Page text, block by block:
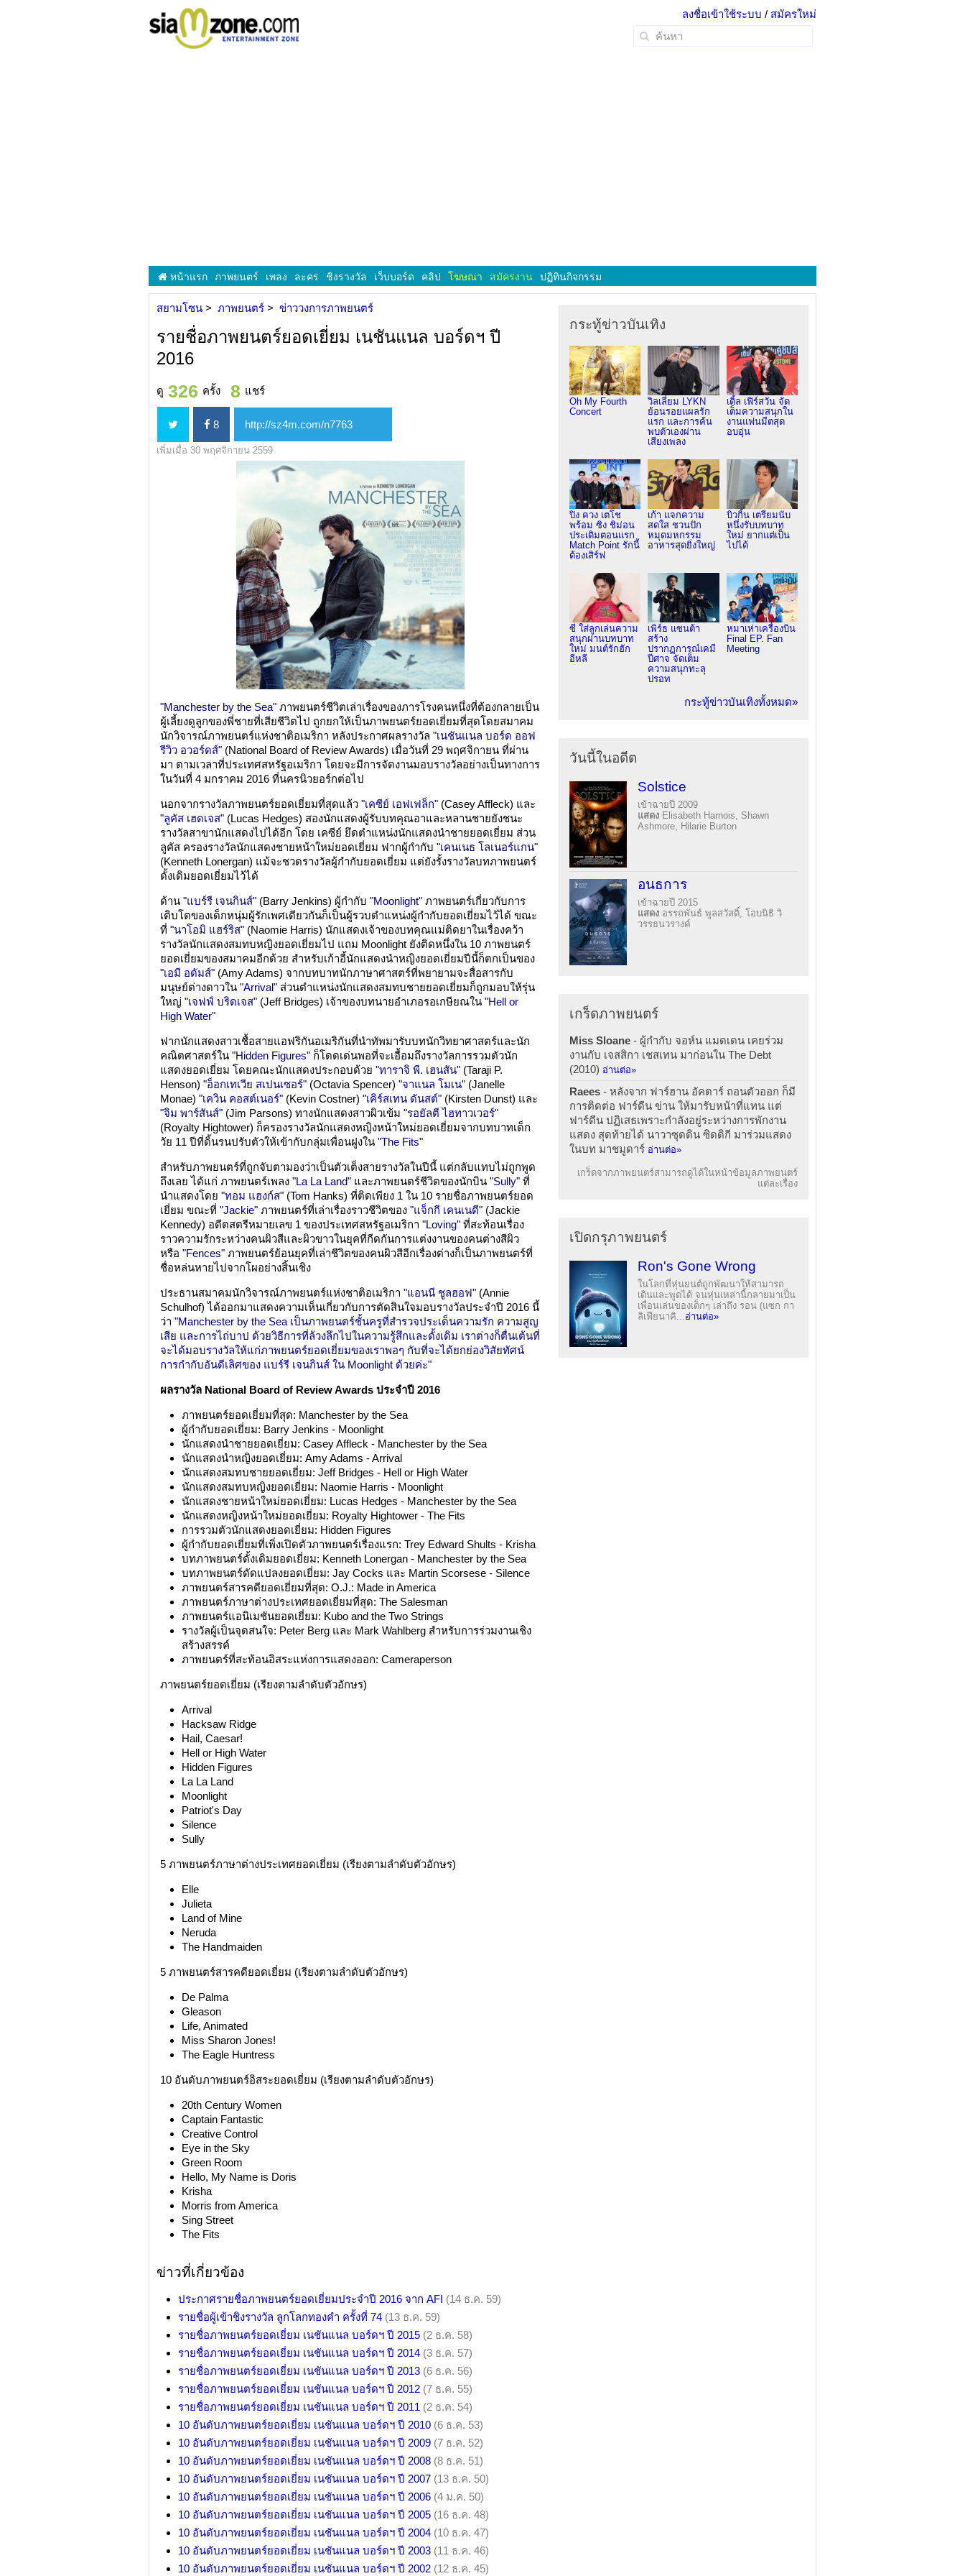
ลงชื่อเข้าใช้ระบบ / สมัครใหม่
หน้าแรก ภาพยนตร์ เพลง ละคร ชิงรางวัล เว็บบอร์ด คลิป โฆษณา สมัครงาน ปฏิทินกิจกรรม
สยามโซน ภาพยนตร์ ข่าววงการภาพยนตร์
รายชื่อภาพยนตร์ยอดเยี่ยม เนชันแนล บอร์ดฯ ปี
2016
ดู 326 ครั้ง 8 แชร์
8
เพิ่มเมื่อ 30 พฤศจิกายน 2559
"Manchester by the Sea" ภาพยนตร์ชีวิตเล่าเรื่องของภารโรงคนหนึ่งที่ต้องกลายเป็น
ผู้เลี้ยงดูลูกของพี่ชายที่เสียชีวิตไป ถูกยกให้เป็นภาพยนตร์ยอดเยี่ยมที่สุดโดยสมาคม
นักวิจารณ์ภาพยนตร์แห่งชาติอเมริกา หลังประกาศผลรางวัล "เนชันแนล บอร์ด ออฟ
รีวิว อวอร์ดส์" (National Board of Review Awards) เมื่อวันที่ 29 พฤศจิกายน ที่ผ่าน
มา ตามเวลาที่ประเทศสหรัฐอเมริกา โดยจะมีการจัดงานมอบรางวัลอย่างเป็นทางการ
ในวันที่ 4 มกราคม 2016 ที่นครนิวยอร์กต่อไป
นอกจากรางวัลภาพยนตร์ยอดเยี่ยมที่สุดแล้ว "เคซีย์ เอฟเฟล็ก" (Casey Affleck) และ
"ลูคัส เฮดเจส" (Lucas Hedges) สองนักแสดงผู้รับบทคุณอาและหลานชายยังชนะ
รางวัลสาขานักแสดงไปได้อีก โดย เคซีย์ ยึดตำแหน่งนักแสดงนำชายยอดเยี่ยม ส่วน
ลูคัส ครองรางวัลนักแสดงชายหน้าใหม่ยอดเยี่ยม ฟากผู้กำกับ "เคนเนธ โลเนอร์แกน"
(Kenneth Lonergan) แม้จะชวดรางวัลผู้กำกับยอดเยี่ยม แต่ยังรั้งรางวัลบทภาพยนตร์
ดั้งเดิมยอดเยี่ยมไว้ได้
ด้าน "แบร์รี เจนกินส์" (Barry Jenkins) ผู้กำกับ "Moonlight" ภาพยนตร์เกี่ยวกับการ
เติบโตของเด็กหนุ่มผู้รักเพศเดียวกันก็เป็นผู้รวบตำแหน่งผู้กำกับยอดเยี่ยมไว้ได้ ขณะ
ที่ "นาโอมิ แฮร์ริส" (Naomie Harris) นักแสดงเจ้าของบทคุณแม่ติดยาในเรื่องคว้า
รางวัลนักแสดงสมทบหญิงยอดเยี่ยมไป แถม Moonlight ยังติดหนึ่งใน 10 ภาพยนตร์
ยอดเยี่ยมของสมาคมอีกด้วย สำหรับเก้าอี้นักแสดงนำหญิงยอดเยี่ยมปีนี้ก็ตกเป็นของ
"เอมี อดัมส์" (Amy Adams) จากบทบาทนักภาษาศาสตร์ที่พยายามจะสื่อสารกับ
มนุษย์ต่างดาวใน "Arrival" ส่วนตำแหน่งนักแสดงสมทบชายยอดเยี่ยมก็ถูกมอบให้รุ่น
ใหญ่ "เจฟฟ์ บริดเจส" (Jeff Bridges) เจ้าของบทนายอำเภอรอเกษียณใน "Hell or
High Water"
ฟากนักแสดงสาวเชื้อสายแอฟริกันอเมริกันที่นำทัพมารับบทนักวิทยาศาสตร์และนัก
คณิตศาสตร์ใน "Hidden Figures" ก็โดดเด่นพอที่จะเอื้อมถึงรางวัลการรวมตัวนัก
แสดงยอดเยี่ยม โดยคณะนักแสดงประกอบด้วย "ทาราจิ พี. เฮนสัน" (Taraji P.
Henson) "อ็อกเทเวีย สเปนเซอร์" (Octavia Spencer) "จาแนล โมเน" (Janelle
Monae) "เควิน คอสต์เนอร์" (Kevin Costner) "เคิร์สเทน ดันสต์" (Kirsten Dunst) และ
"จิม พาร์สันส์" (Jim Parsons) ทางนักแสดงสาวผิวเข้ม "รอยัลตี ไฮทาวเวอร์"
(Royalty Hightower) ก็ครองรางวัลนักแสดงหญิงหน้าใหม่ยอดเยี่ยมจากบทบาทเด็ก
วัย 11 ปีที่ดิ้นรนปรับตัวให้เข้ากับกลุ่มเพื่อนฝูงใน "The Fits"
สำหรับภาพยนตร์ที่ถูกจับตามองว่าเป็นตัวเต็งสายรางวัลในปีนี้ แต่กลับแทบไม่ถูกพูด
ถึงเลย ได้แก่ ภาพยนตร์เพลง "La La Land" และภาพยนตร์ชีวิตของนักบิน "Sully" ที่
นำแสดงโดย "ทอม แฮงก์ส" (Tom Hanks) ที่ติดเพียง 1 ใน 10 รายชื่อภาพยนตร์ยอด
เยี่ยม ขณะที่ "Jackie" ภาพยนตร์ที่เล่าเรื่องราวชีวิตของ "แจ็กกี เคนเนดี" (Jackie
Kennedy) อดีตสตรีหมายเลข 1 ของประเทศสหรัฐอเมริกา "Loving" ที่สะท้อนเรื่อง
ราวความรักระหว่างคนผิวสีและผิวขาวในยุคที่กีดกันการแต่งงานของคนต่างสีผิว
หรือ "Fences" ภาพยนตร์ย้อนยุคที่เล่าชีวิตของคนผิวสีอีกเรื่องต่างก็เป็นภาพยนตร์ที่
ชื่อหล่นหายไปจากโผอย่างสิ้นเชิง
ประธานสมาคมนักวิจารณ์ภาพยนตร์แห่งชาติอเมริกา "แอนนี ชูลฮอฟ" (Annie
Schulhof) ได้ออกมาแสดงความเห็นเกี่ยวกับการตัดสินใจมอบรางวัลประจำปี 2016 นี้
ว่า "Manchester by the Sea เป็นภาพยนตร์ชั้นครูที่สำรวจประเด็นความรัก ความสูญ
เสีย และการไถ่บาป ด้วยวิธีการที่ล้วงลึกไปในความรู้สึกและดั้งเดิม เราต่างก็ตื่นเต้นที่
จะได้มอบรางวัลให้แก่ภาพยนตร์ยอดเยี่ยมของเราพอๆ กับที่จะได้ยกย่องวิสัยทัศน์
การกำกับอันดีเลิศของ แบร์รี เจนกินส์ ใน Moonlight ด้วยค่ะ"
ผลรางวัล National Board of Review Awards ประจำปี 2016
ภาพยนตร์ยอดเยี่ยมที่สุด: Manchester by the Sea
ผู้กำกับยอดเยี่ยม: Barry Jenkins - Moonlight
นักแสดงนำชายยอดเยี่ยม: Casey Affleck - Manchester by the Sea
นักแสดงนำหญิงยอดเยี่ยม: Amy Adams - Arrival
นักแสดงสมทบชายยอดเยี่ยม: Jeff Bridges - Hell or High Water
นักแสดงสมทบหญิงยอดเยี่ยม: Naomie Harris - Moonlight
นักแสดงชายหน้าใหม่ยอดเยี่ยม: Lucas Hedges - Manchester by the Sea
นักแสดงหญิงหน้าใหม่ยอดเยี่ยม: Royalty Hightower - The Fits
การรวมตัวนักแสดงยอดเยี่ยม: Hidden Figures
ผู้กำกับยอดเยี่ยมที่เพิ่งเปิดตัวภาพยนตร์เรื่องแรก: Trey Edward Shults - Krisha
บทภาพยนตร์ดั้งเดิมยอดเยี่ยม: Kenneth Lonergan - Manchester by the Sea
บทภาพยนตร์ดัดแปลงยอดเยี่ยม: Jay Cocks และ Martin Scorsese - Silence
ภาพยนตร์สารคดียอดเยี่ยมที่สุด: O.J.: Made in America
ภาพยนตร์ภาษาต่างประเทศยอดเยี่ยมที่สุด: The Salesman
ภาพยนตร์แอนิเมชันยอดเยี่ยม: Kubo and the Two Strings
รางวัลผู้เป็นจุดสนใจ: Peter Berg และ Mark Wahlberg สำหรับการร่วมงานเชิง
สร้างสรรค์
ภาพยนตร์ที่สะท้อนอิสระแห่งการแสดงออก: Cameraperson
ภาพยนตร์ยอดเยี่ยม (เรียงตามลำดับตัวอักษร)
Arrival
Hacksaw Ridge
Hail, Caesar!
Hell or High Water
Hidden Figures
La La Land
Moonlight
Patriot's Day
Silence
Sully
5 ภาพยนตร์ภาษาต่างประเทศยอดเยี่ยม (เรียงตามลำดับตัวอักษร)
Elle
Julieta
Land of Mine
Neruda
The Handmaiden
5 ภาพยนตร์สารคดียอดเยี่ยม (เรียงตามลำดับตัวอักษร)
De Palma
Gleason
Life, Animated
Miss Sharon Jones!
The Eagle Huntress
10 อันดับภาพยนตร์อิสระยอดเยี่ยม (เรียงตามลำดับตัวอักษร)
20th Century Women
Captain Fantastic
Creative Control
Eye in the Sky
Green Room
Hello, My Name is Doris
Krisha
Morris from America
Sing Street
The Fits
ข่าวที่เกี่ยวข้อง
ประกาศรายชื่อภาพยนตร์ยอดเยี่ยมประจำปี 2016 จาก AFI (14 ธ.ค. 59)
รายชื่อผู้เข้าชิงรางวัล ลูกโลกทองคำ ครั้งที่ 74 (13 ธ.ค. 59)
รายชื่อภาพยนตร์ยอดเยี่ยม เนชันแนล บอร์ดฯ ปี 2015 (2 ธ.ค. 58)
รายชื่อภาพยนตร์ยอดเยี่ยม เนชันแนล บอร์ดฯ ปี 2014 (3 ธ.ค. 57)
รายชื่อภาพยนตร์ยอดเยี่ยม เนชันแนล บอร์ดฯ ปี 2013 (6 ธ.ค. 56)
รายชื่อภาพยนตร์ยอดเยี่ยม เนชันแนล บอร์ดฯ ปี 2012 (7 ธ.ค. 55)
รายชื่อภาพยนตร์ยอดเยี่ยม เนชันแนล บอร์ดฯ ปี 2011 (2 ธ.ค. 54)
10 อันดับภาพยนตร์ยอดเยี่ยม เนชันแนล บอร์ดฯ ปี 2010 (6 ธ.ค. 53)
10 อันดับภาพยนตร์ยอดเยี่ยม เนชันแนล บอร์ดฯ ปี 2009 (7 ธ.ค. 52)
10 อันดับภาพยนตร์ยอดเยี่ยม เนชันแนล บอร์ดฯ ปี 2008 (8 ธ.ค. 51)
10 อันดับภาพยนตร์ยอดเยี่ยม เนชันแนล บอร์ดฯ ปี 2007 (13 ธ.ค. 50)
10 อันดับภาพยนตร์ยอดเยี่ยม เนชันแนล บอร์ดฯ ปี 2006 (4 ม.ค. 50)
10 อันดับภาพยนตร์ยอดเยี่ยม เนชันแนล บอร์ดฯ ปี 2005 (16 ธ.ค. 48)
10 อันดับภาพยนตร์ยอดเยี่ยม เนชันแนล บอร์ดฯ ปี 2004 (10 ธ.ค. 47)
10 อันดับภาพยนตร์ยอดเยี่ยม เนชันแนล บอร์ดฯ ปี 2003 (11 ธ.ค. 46)
10 อันดับภาพยนตร์ยอดเยี่ยม เนชันแนล บอร์ดฯ ปี 2002 (12 ธ.ค. 45)
กระทู้ข่าวบันเทิง
Oh My Fourth
Concert
วิลเลี่ยม LYKN
ย้อนรอยแผลรัก
แรก และการค้น
พบตัวเองผ่าน
เสียงเพลง
เติ้ล เฟิร์สวัน จัด
เต็มความสนุกใน
งานแฟนมีตสุด
อบอุ่น
ปิง ควง เตโช
พร้อม ซิง ชิม่อน
ประเดิมตอนแรก
Match Point รักนี้
ต้องเสิร์ฟ
เก้า แจกความ
สดใส ชวนปัก
หมุดมหกรรม
อาหารสุดยิ่งใหญ่
บิวกิ้น เตรียมนับ
หนึ่งรับบทบาท
ใหม่ ยากแต่เป็น
ไปได้
ซี ใส่ลูกเล่นความ
สนุกผ่านบทบาท
ใหม่ มนต์รักฮัก
อีหลี
เพิร์ธ แซนต้า
สร้าง
ปรากฏการณ์เคมี
ปีศาจ จัดเต็ม
ความสนุกทะลุ
ปรอท
หมาเห่าเครื่องบิน
Final EP. Fan
Meeting
กระทู้ข่าวบันเทิงทั้งหมด»
วันนี้ในอดีต
Solstice
เข้าฉายปี 2009
แสดง Elisabeth Harnois, Shawn
Ashmore, Hilarie Burton
อนธการ
เข้าฉายปี 2015
แสดง อรรถพันธ์ พูลสวัสดิ์, โอบนิธิ วิ
วรรธนวรางค์
เกร็ดภาพยนตร์
Miss Sloane- ผู้กำกับ จอห์น แมดเดน เคยร่วม
งานกับ เจสสิกา เชสเทน มาก่อนใน The Debt
(2010) อ่านต่อ»
Raees- หลังจาก ฟาร์ฮาน อัคตาร์ ถอนตัวออก ก็มี
การติดต่อ ฟาร์ดีน ข่าน ให้มารับหน้าที่แทน แต่
ฟาร์ดีน ปฏิเสธเพราะกำลังอยู่ระหว่างการพักงาน
แสดง สุดท้ายได้ นาวาซุดดิน ซิดดิกี มาร่วมแสดง
ในบท มาชมูดาร์ อ่านต่อ»
เกร็ดจากภาพยนตร์สามารถดูได้ในหน้าข้อมูลภาพยนตร์
แต่ละเรื่อง
เปิดกรุภาพยนตร์
Ron's Gone Wrong
ในโลกที่หุ่นยนต์ถูกพัฒนาให้สามารถ
เดินและพูดได้ จนหุ่นเหล่านี้กลายมาเป็น
เพื่อนเล่นของเด็กๆ เล่าถึง รอน (แซก กา
ลิเฟียนาคิ... อ่านต่อ»